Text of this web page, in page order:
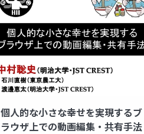
個人的な小さな幸せを実現するブ
ラウザ上での動画編集・共有手法